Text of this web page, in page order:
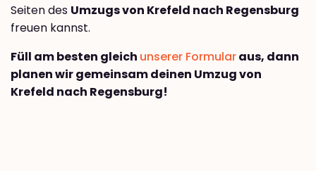
Seiten des Umzugs von Krefeld nach Regensburg
freuen kannst.
Füll am besten gleich unserer Formularaus, dann
planen wir gemeinsam deinen Umzug von
Krefeld nach Regensburg!